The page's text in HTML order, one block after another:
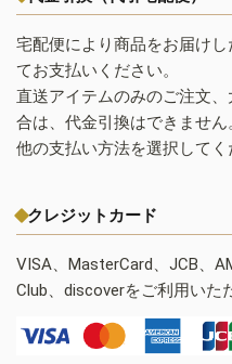
宅配便により商品をお届け
てお支払いください。
直送アイテムのみのご注文
合は、代金引換はできません
他の支払い方法を選択してく
クレジットカード
VISA、MasterCard、JCB、
Club、discoverをご利用いた